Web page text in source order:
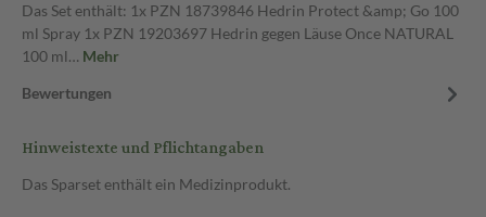
Das Set enthält: 1x PZN 18739846 Hedrin Protect &amp; Go 100
ml Spray 1x PZN 19203697 Hedrin gegen Läuse Once NATURAL
100 ml… Mehr
Bewertungen
Hinweistexte und Pflichtangaben
Das Sparset enthält ein Medizinprodukt.